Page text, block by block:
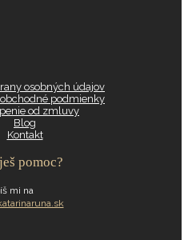
osobných údajov
podmienky
od zmluvy
Blog
Kontakt
pomoc?
mi na